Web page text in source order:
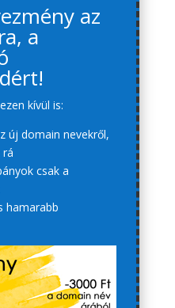
az
a
kívül is:
új domain nevekről,
rá
csak a
hamarabb